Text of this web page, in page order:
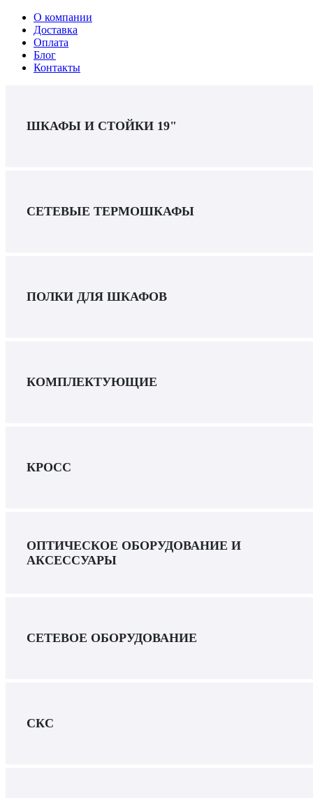
О компании
Доставка
Оплата
Блог
Контакты
ШКАФЫ И СТОЙКИ 19"
СЕТЕВЫЕ ТЕРМОШКАФЫ
ПОЛКИ ДЛЯ ШКАФОВ
КОМПЛЕКТУЮЩИЕ
КРОСС
ОПТИЧЕСКОЕ ОБОРУДОВАНИЕ И
АКСЕССУАРЫ
СЕТЕВОЕ ОБОРУДОВАНИЕ
СКС